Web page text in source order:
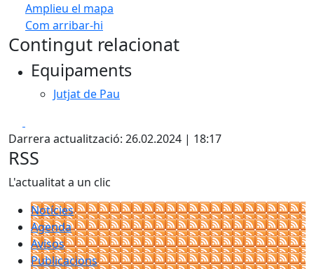
Amplieu el mapa
Com arribar-hi
+
Contingut relacionat
Equipaments
Jutjat de Pau
Darrera actualització: 26.02.2024 | 18:17
RSS
L'actualitat a un clic
Notícies
Agenda
Avisos
Publicacions